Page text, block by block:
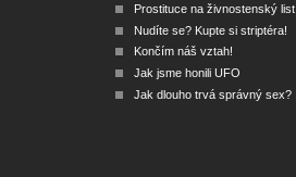
Prostituce na živnostenský list
Nudíte se? Kupte si striptéra!
Končím náš vztah!
Jak jsme honili UFO
Jak dlouho trvá správný sex?